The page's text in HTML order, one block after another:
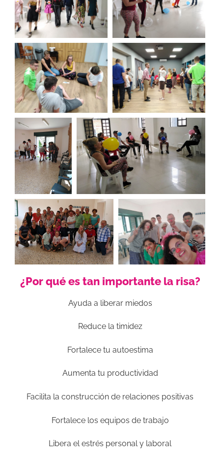
¿Por qué es tan importante la risa?
Ayuda a liberar miedos
Reduce la timidez
Fortalece tu autoestima
Aumenta tu productividad
Facilita la construcción de relaciones positivas
Fortalece los equipos de trabajo
Libera el estrés personal y laboral